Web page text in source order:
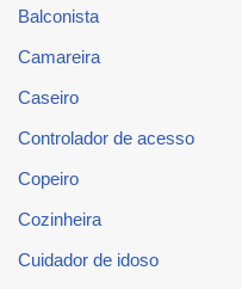
Balconista
Camareira
Caseiro
Controlador de acesso
Copeiro
Cozinheira
Cuidador de idoso